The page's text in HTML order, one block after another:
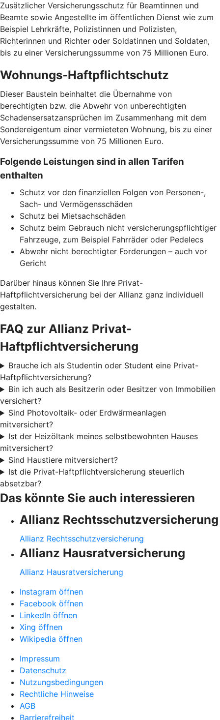
Zusätzlicher Versicherungsschutz für Beamtinnen und
Beamte sowie Angestellte im öffentlichen Dienst wie zum
Beispiel Lehrkräfte, Polizistinnen und Polizisten,
Richterinnen und Richter oder Soldatinnen und Soldaten,
bis zu einer Versicherungssumme von 75 Millionen Euro.
Wohnungs-Haftpflichtschutz
Dieser Baustein beinhaltet die Übernahme von
berechtigten bzw. die Abwehr von unberechtigten
Schadensersatzansprüchen im Zusammenhang mit dem
Sondereigentum einer vermieteten Wohnung, bis zu einer
Versicherungssumme von 75 Millionen Euro.
Folgende Leistungen sind in allen Tarifen
enthalten
Schutz vor den finanziellen Folgen von Personen-,
Sach- und Vermögensschäden
Schutz bei Mietsachschäden
Schutz beim Gebrauch nicht versicherungspflichtiger
Fahrzeuge, zum Beispiel Fahrräder oder Pedelecs
Abwehr nicht berechtigter Forderungen – auch vor
Gericht
Darüber hinaus können Sie Ihre Privat-
Haftpflichtversicherung bei der Allianz ganz individuell
gestalten.
FAQ zur Allianz Privat-
Haftpflichtversicherung
Brauche ich als Studentin oder Student eine Privat-
Haftpflichtversicherung?
Bin ich auch als Besitzerin oder Besitzer von Immobilien
versichert?
Sind Photovoltaik- oder Erdwärmeanlagen
mitversichert?
Ist der Heizöltank meines selbstbewohnten Hauses
mitversichert?
Sind Haustiere mitversichert?
Ist die Privat-Haftpflichtversicherung steuerlich
absetzbar?
Das könnte Sie auch interessieren
Allianz Rechtsschutzversicherung
Allianz Rechtsschutzversicherung
Allianz Hausratversicherung
Allianz Hausratversicherung
Instagram öffnen
Facebook öffnen
LinkedIn öffnen
Xing öffnen
Wikipedia öffnen
Impressum
Datenschutz
Nutzungsbedingungen
Rechtliche Hinweise
AGB
Barrierefreiheit